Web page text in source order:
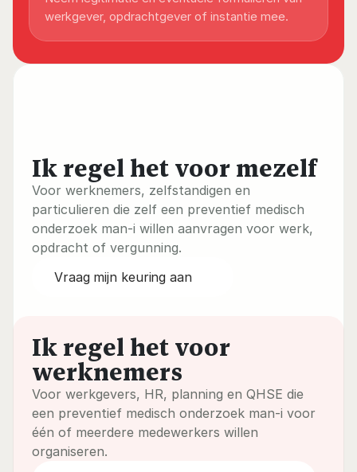
werkgever, opdrachtgever of instantie mee.
Ik regel het voor mezelf
Voor werknemers, zelfstandigen en
particulieren die zelf een preventief medisch
onderzoek man-i willen aanvragen voor werk,
opdracht of vergunning.
Vraag mijn keuring aan
Ik regel het voor
werknemers
Voor werkgevers, HR, planning en QHSE die
een preventief medisch onderzoek man-i voor
één of meerdere medewerkers willen
organiseren.